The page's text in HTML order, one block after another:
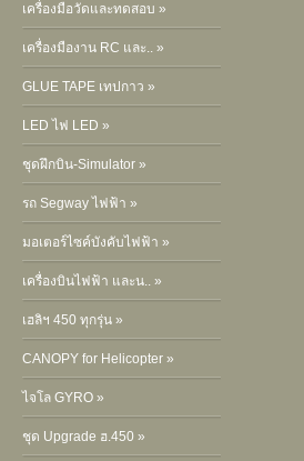
เครื่องมือวัดและทดสอบ »
เครื่องมืองาน RC และ.. »
GLUE TAPE เทปกาว »
LED ไฟ LED »
ชุดฝึกบิน-Simulator »
รถ Segway ไฟฟ้า »
มอเตอร์ไซค์บังคับไฟฟ้า »
เครื่องบินไฟฟ้า และน.. »
เฮลิฯ 450 ทุกรุ่น »
CANOPY for Helicopter »
ไจโล GYRO »
ชุด Upgrade ฮ.450 »